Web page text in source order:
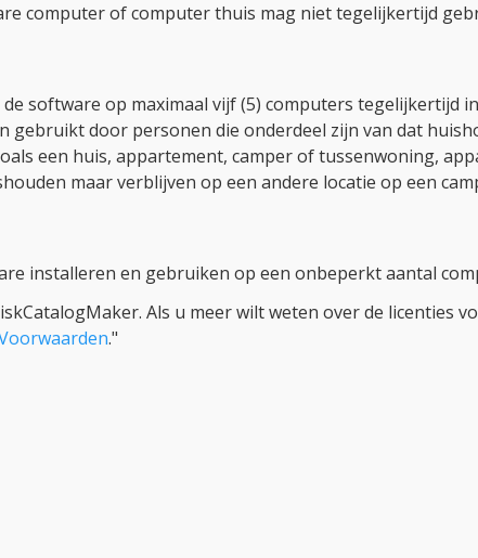
computer of computer thuis mag niet tegelijkertijd
software op maximaal vijf (5) computers tegelijkertijd
door personen die onderdeel zijn van dat
een huis, appartement, camper of tussenwoning,
maar verblijven op een andere locatie op een
installeren en gebruiken op een onbeperkt aantal
Als u meer wilt weten over de licenties
."